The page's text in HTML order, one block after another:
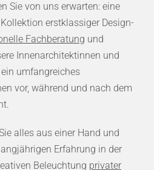
Sie von uns erwarten: eine
erstklassiger Design-
Fachberatung und
Innenarchitektinnen und
umfangreiches
vor, während und nach dem
alles aus einer Hand und
Erfahrung in der
Beleuchtung privater